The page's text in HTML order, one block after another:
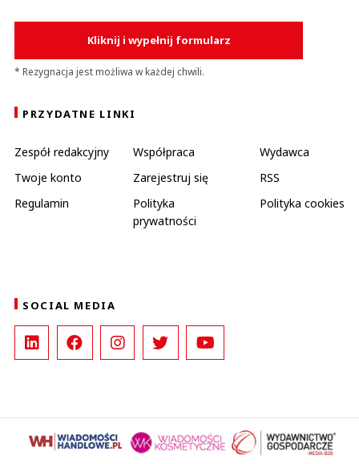
Kliknij i wypełnij formularz
* Rezygnacja jest możliwa w każdej chwili.
PRZYDATNE LINKI
Zespół redakcyjny Współpraca
Wydawca
Twoje konto
Zarejestruj się
RSS
Regulamin
Polityka
prywatności
Polityka cookies
SOCIAL MEDIA